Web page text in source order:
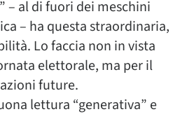
– al di fuori dei meschini
– ha questa straordinaria,
Lo faccia non in vista
elettorale, ma per il
future.
lettura “generativa” e